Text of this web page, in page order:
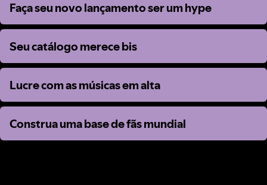
Faça seu novo lançamento ser um hype
Faça seu novo lançamento ser um hype
Seu catálogo merece bis
Seu catálogo merece bis
Lucre com as músicas em alta
Lucre com as músicas em alta
Construa uma base de fãs mundial
Construa uma base de fãs mundial